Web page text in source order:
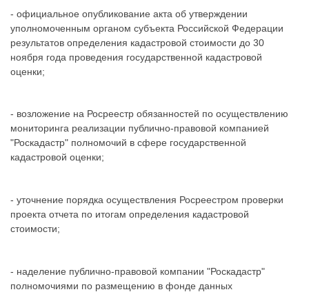
- официальное опубликование акта об утверждении
уполномоченным органом субъекта Российской Федерации
результатов определения кадастровой стоимости до 30
ноября года проведения государственной кадастровой
оценки;
- возложение на Росреестр обязанностей по осуществлению
мониторинга реализации публично-правовой компанией
"Роскадастр" полномочий в сфере государственной
кадастровой оценки;
- уточнение порядка осуществления Росреестром проверки
проекта отчета по итогам определения кадастровой
стоимости;
- наделение публично-правовой компании "Роскадастр"
полномочиями по размещению в фонде данных